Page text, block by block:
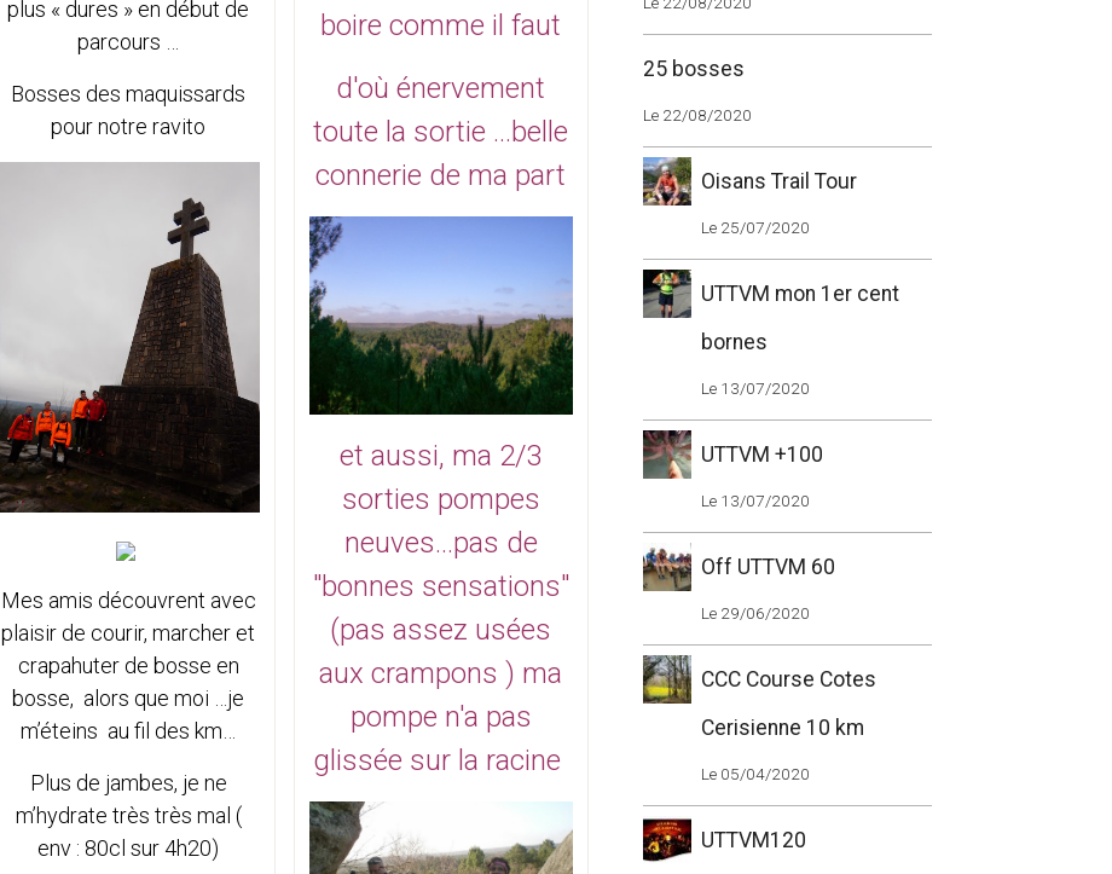
plus « dures » en début de
parcours …
Bosses des maquissards
pour notre ravito
Mes amis découvrent avec
plaisir de courir, marcher et
crapahuter de bosse en
bosse, alors que moi …je
m’éteins au fil des km…
Plus de jambes, je ne
m’hydrate très très mal (
env : 80cl sur 4h20)
boire comme il faut
d'où énervement
toute la sortie ...belle
connerie de ma part
et aussi, ma 2/3
sorties pompes
neuves...pas de
"bonnes sensations"
(pas assez usées
aux crampons ) ma
pompe n'a pas
glissée sur la racine
25 bosses
Le 22/08/2020
Oisans Trail Tour
Le 25/07/2020
UTTVM mon 1er cent
bornes
Le 13/07/2020
UTTVM +100
Le 13/07/2020
Off UTTVM 60
Le 29/06/2020
CCC Course Cotes
Cerisienne 10 km
Le 05/04/2020
UTTVM120